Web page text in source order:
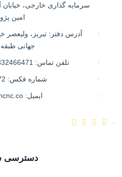
امین
آدرس دفتر: تبریز، ولیعصر
جهانی طبقه 13 واحد 1
تلفن تماس: 041332466471 | 09142212532
شماره فکس: 041332466472
ایمیل: info@azarancnc.co
دسترسی